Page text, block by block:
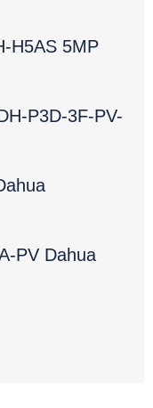
H5AS 5MP
P3D-3F-PV-
PV Dahua